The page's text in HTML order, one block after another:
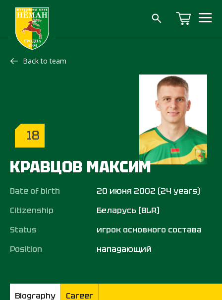
Back to team
18
КРАВЦОВ МАКСИМ
Date of birth
20 июня 2002 (24 years)
Citizenship
Беларусь (BLR)
Status
игрок основного состава
Position
нападающий
Biography Career